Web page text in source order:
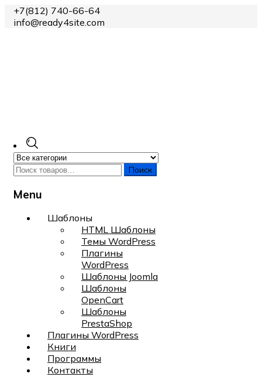
+7(812) 740-66-64
info@ready4site.com
Поиск
Menu
Skip
Шаблоны
HTML Шаблоны
Темы WordPress
Плагины
WordPress
Шаблоны Joomla
Шаблоны
OpenCart
Шаблоны
PrestaShop
Плагины WordPress
Книги
Программы
Контакты